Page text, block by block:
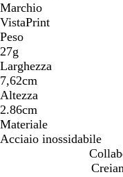
Marchio
VistaPrint
Peso
27g
Larghezza
7,62cm
Altezza
2.86cm
Materiale
Acciaio inossidabile